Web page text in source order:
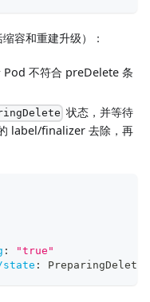
容和重建升级）：
不符合 preDelete 条
状态，并等待
label/finalizer 去除，再
:
"true"
: